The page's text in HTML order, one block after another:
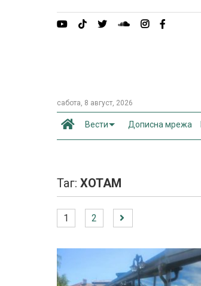
сабота, 8 август, 2026
Вести Дописна мрежа
Таг:ХОТАМ
1 2